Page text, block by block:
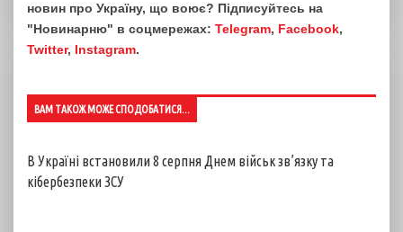
новин про Україну, що воює? Підписуйтесь на
"Новинарню" в соцмережах: Telegram, Facebook,
Twitter, Instagram.
ВАМ ТАКОЖ МОЖЕ СПОДОБАТИСЯ...
В Україні встановили 8 серпня Днем військ зв’язку та
кібербезпеки ЗСУ